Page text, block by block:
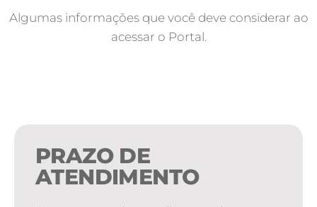
Algumas informações que você deve considerar ao
acessar o Portal.
PRAZO DE
ATENDIMENTO